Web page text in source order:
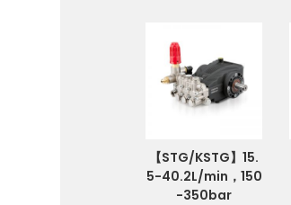
【STG/KSTG】15.
5-40.2L/min，150
-350bar